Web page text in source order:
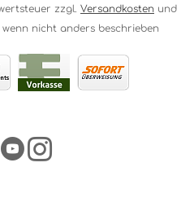
zzgl. Versandkosten und
nicht anders beschrieben